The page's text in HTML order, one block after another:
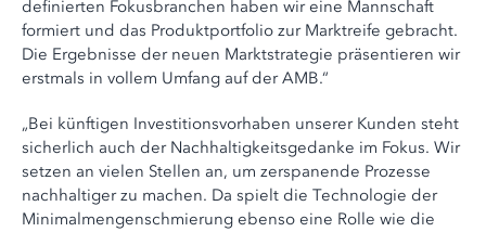
definierten Fokusbranchen haben wir eine Mannschaft
formiert und das Produktportfolio zur Marktreife gebracht.
Die Ergebnisse der neuen Marktstrategie präsentieren wir
erstmals in vollem Umfang auf der AMB.“
„Bei künftigen Investitionsvorhaben unserer Kunden steht
sicherlich auch der Nachhaltigkeitsgedanke im Fokus. Wir
setzen an vielen Stellen an, um zerspanende Prozesse
nachhaltiger zu machen. Da spielt die Technologie der
Minimalmengenschmierung ebenso eine Rolle wie die